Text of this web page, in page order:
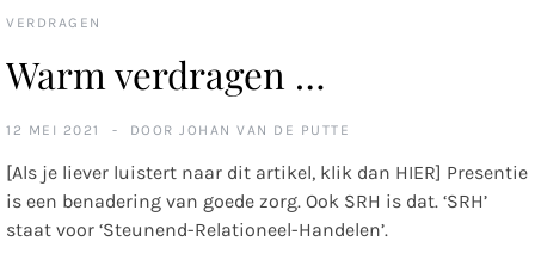
VERDRAGEN
Warm verdragen …
12 MEI 2021 DOOR JOHAN VAN DE PUTTE
[Als je liever luistert naar dit artikel, klik dan HIER] Presentie
is een benadering van goede zorg. Ook SRH is dat. ‘SRH’
staat voor ‘Steunend-Relationeel-Handelen’.